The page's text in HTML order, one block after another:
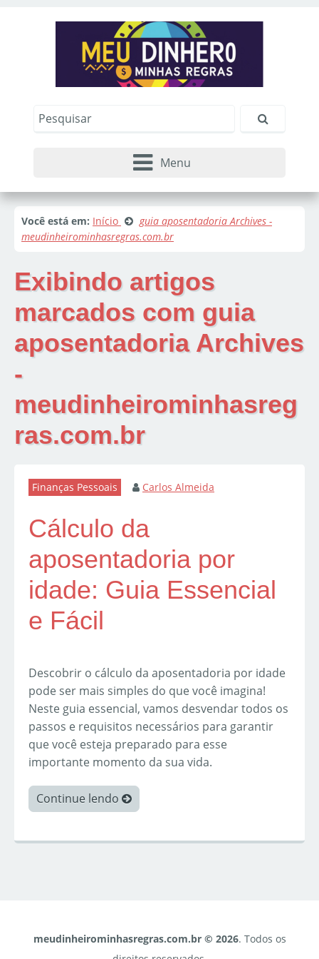
Menu
Você está em: Início
guia aposentadoria Archives -
meudinheirominhasregras.com.br
Exibindo artigos
marcados com guia
aposentadoria Archives
-
meudinheirominhasreg
ras.com.br
Finanças Pessoais Carlos Almeida
Cálculo da
aposentadoria por
idade: Guia Essencial
e Fácil
Descobrir o cálculo da aposentadoria por idade
pode ser mais simples do que você imagina!
Neste guia essencial, vamos desvendar todos os
passos e requisitos necessários para garantir
que você esteja preparado para esse
importante momento da sua vida.
Continue lendo
meudinheirominhasregras.com.br © 2026. Todos os